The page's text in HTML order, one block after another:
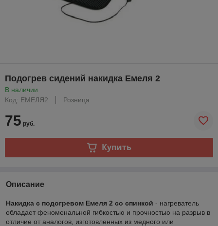
Подогрев сидений накидка Емеля 2
В наличии
Код: ЕМЕЛЯ2
Розница
75 руб.
Купить
Описание
Накидка с подогревом Емеля 2 со спинкой - нагреватель
обладает феноменальной гибкостью и прочностью на разрыв в
отличие от аналогов, изготовленных из медного или